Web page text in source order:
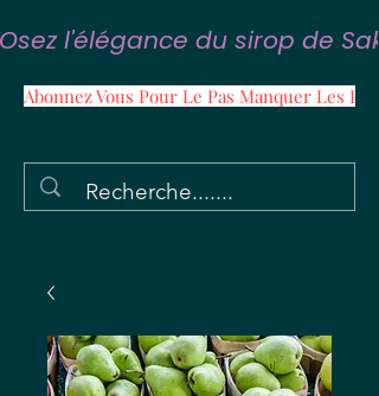
Osez l'élégance du sirop de
Abonnez Vous Pour Le Pas Manquer Les